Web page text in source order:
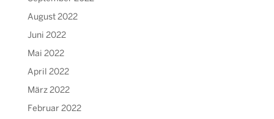
August 2022
Juni 2022
Mai 2022
April 2022
März 2022
Februar 2022